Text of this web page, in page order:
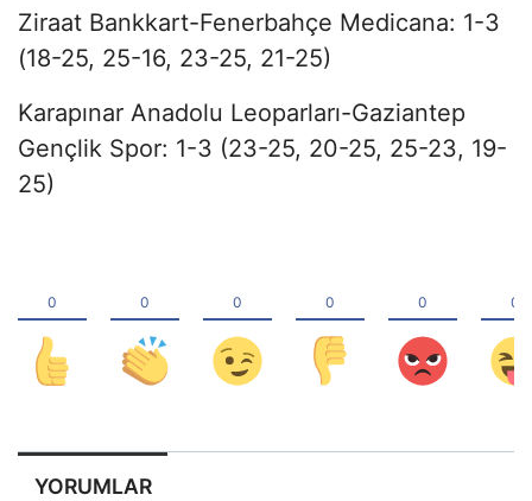
Ziraat Bankkart-Fenerbahçe Medicana: 1-3
(18-25, 25-16, 23-25, 21-25)
Karapınar Anadolu Leoparları-Gaziantep
Gençlik Spor: 1-3 (23-25, 20-25, 25-23, 19-
25)
YORUMLAR